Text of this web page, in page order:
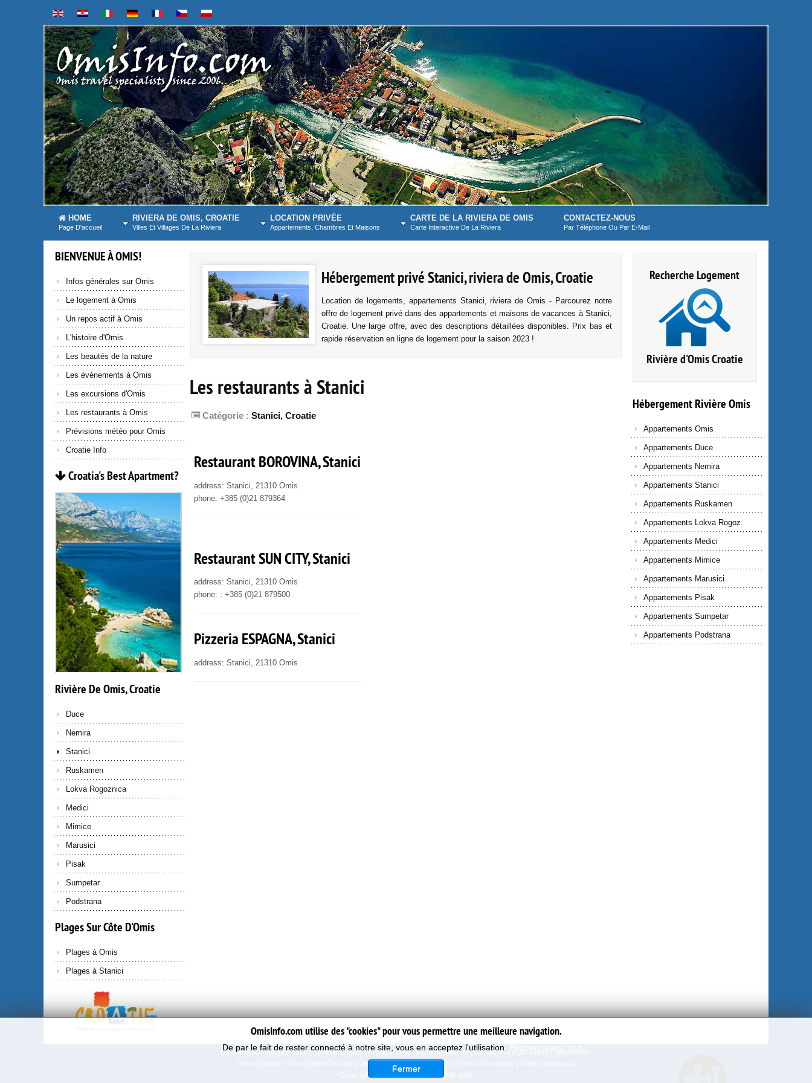
HOME
Page D'accueil
RIVIERA DE OMIS, CROATIE
Villes Et Villages De La Riviera
LOCATION PRIVÉE
Appartements, Chambres Et Maisons
CARTE DE LA RIVIERA DE OMIS
Carte Interactive De La Riviera
CONTACTEZ-NOUS
Par Téléphone Ou Par E-Mail
BIENVENUEÀOMIS!
Infos générales sur Omis
Le logement à Omis
Un repos actif à Omis
L'histoire d'Omis
Les beautés de la nature
Les événements à Omis
Les excursions d'Omis
Les restaurants à Omis
Prévisions météo pour Omis
Croatie Info
Croatia'sBestApartment?
RivièreDeOmis,Croatie
Duce
Nemira
Stanici
Ruskamen
Lokva Rogoznica
Medici
Mimice
Marusici
Pisak
Sumpetar
Podstrana
PlagesSurCôteD'Omis
Plages à Omis
Plages à Stanici
Hébergement privé Stanici, riviera de Omis, Croatie
Location de logements, appartements Stanici, riviera de Omis - Parcourez notre
offre de logement privé dans des appartements et maisons de vacances à Stanici,
Croatie. Une large offre, avec des descriptions détaillées disponibles. Prix bas et
rapide réservation en ligne de logement pour la saison 2023 !
Les restaurants à Stanici
Catégorie :Stanici, Croatie
Restaurant BOROVINA, Stanici
address: Stanici, 21310 Omis
phone: +385 (0)21 879364
Restaurant SUN CITY, Stanici
address: Stanici, 21310 Omis
phone: : +385 (0)21 879500
Pizzeria ESPAGNA, Stanici
address: Stanici, 21310 Omis
Recherche Logement
Rivière d'Omis Croatie
HébergementRivièreOmis
Appartements Omis
Appartements Duce
Appartements Nemira
Appartements Stanici
Appartements Ruskamen
Appartements Lokva Rogoz.
Appartements Medici
Appartements Mimice
Appartements Marusici
Appartements Pisak
Appartements Sumpetar
Appartements Podstrana
OmisInfo.com utilise des "cookies" pour vous permettre une meilleure navigation.
De par le fait de rester connecté à notre site, vous en acceptez l'utilisation.
Fermer
De Nous |Contactez Nous |Service Clients|Protection de la Confidentialite |Conditions d'utilisation
Omis Kroatien|Omis Croatie
Copyright 2006-2023www.omisinfo.com